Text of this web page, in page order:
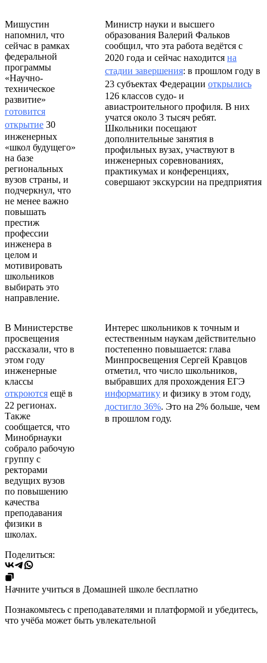
Мишустин
напомнил, что
сейчас в рамках
федеральной
программы
«Научно-
техническое
развитие»
готовится
открытие 30
инженерных
«школ будущего»
на базе
региональных
вузов страны, и
подчеркнул, что
не менее важно
повышать
престиж
профессии
инженера в
целом и
мотивировать
школьников
выбирать это
направление.
Министр науки и высшего
образования Валерий Фальков
сообщил, что эта работа ведётся с
2020 года и сейчас находится на
стадии завершения: в прошлом году в
23 субъектах Федерации открылись
126 классов судо- и
авиастроительного профиля. В них
учатся около 3 тысяч ребят.
Школьники посещают
дополнительные занятия в
профильных вузах, участвуют в
инженерных соревнованиях,
практикумах и конференциях,
совершают экскурсии на предприятия
В Министерстве
просвещения
рассказали, что в
этом году
инженерные
классы
откроются ещё в
22 регионах.
Также
сообщается, что
Минобрнауки
собрало рабочую
группу с
ректорами
ведущих вузов
по повышению
качества
преподавания
физики в
школах.
Интерес школьников к точным и
естественным наукам действительно
постепенно повышается: глава
Минпросвещения Сергей Кравцов
отметил, что число школьников,
выбравших для прохождения ЕГЭ
информатику и физику в этом году,
достигло 36%. Это на 2% больше, чем
в прошлом году.
Поделиться:
Начните учиться в Домашней школе бесплатно
Познакомьтесь с преподавателями и платформой и убедитесь,
что учёба может быть увлекательной